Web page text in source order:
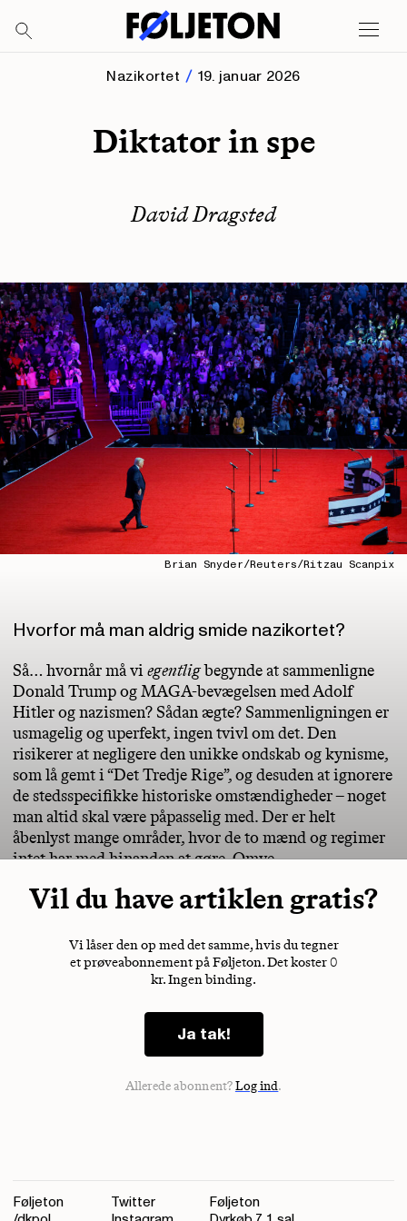
Nazikortet 19. januar 2026
Diktator in spe
David Dragsted
Brian Snyder/Reuters/Ritzau Scanpix
Hvorfor må man aldrig smide nazikortet?
Så… hvornår må viegentligbegynde at sammenligne
Donald Trump og MAGA-bevægelsen med Adolf
Hitler og nazismen? Sådan ægte? Sammenligningen er
usmagelig og uperfekt, ingen tvivl om det. Den
risikerer at negligere den unikke ondskab og kynisme,
som lå gemt i “Det Tredje Rige”, og desuden at ignorere
de stedsspecifikke historiske omstændigheder – noget
man altid skal være påpasselig med. Der er helt
åbenlyst mange områder, hvor de to mænd og regimer
intet har med hinanden at gøre. Omve
Vil du have artiklen gratis?
Vi låser den op med det samme, hvis du tegner
et prøveabonnement på Føljeton. Det koster 0
kr. Ingen binding.
Ja tak!
Allerede abonnent?Log ind.
Føljeton
Twitter
Føljeton